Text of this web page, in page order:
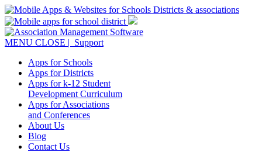
MENU CLOSE | Support
Apps for Schools
Apps for Districts
Apps for k-12 Student
Development Curriculum
Apps for Associations
and Conferences
About Us
Blog
Contact Us